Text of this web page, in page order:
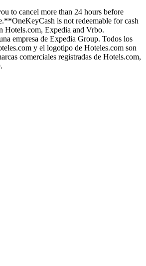
to cancel more than 24 hours before
**OneKeyCash is not redeemable for cash
Hotels.com, Expedia and Vrbo.
empresa de Expedia Group. Todos los
y el logotipo de Hoteles.com son
comerciales registradas de Hotels.com,